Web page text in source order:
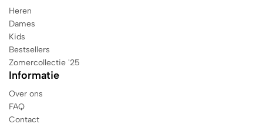
Heren
Dames
Kids
Bestsellers
Zomercollectie '25
Informatie
Over ons
FAQ
Contact